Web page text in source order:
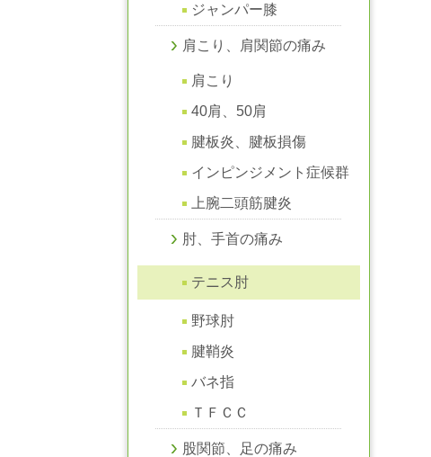
ジャンパー膝
肩こり、肩関節の痛み
肩こり
40肩、50肩
腱板炎、腱板損傷
インピンジメント症候群
上腕二頭筋腱炎
肘、手首の痛み
テニス肘
野球肘
腱鞘炎
バネ指
ＴＦＣＣ
股関節、足の痛み